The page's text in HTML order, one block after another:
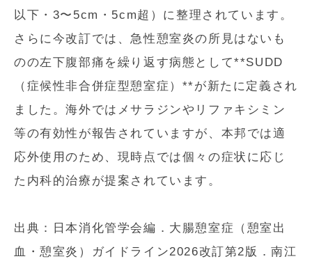
以下・3〜5cm・5cm超）に整理されています。
さらに今改訂では、急性憩室炎の所見はないも
のの左下腹部痛を繰り返す病態として**SUDD
（症候性非合併症型憩室症）**が新たに定義され
ました。海外ではメサラジンやリファキシミン
等の有効性が報告されていますが、本邦では適
応外使用のため、現時点では個々の症状に応じ
た内科的治療が提案されています。
出典：日本消化管学会編．大腸憩室症（憩室出
血・憩室炎）ガイドライン2026改訂第2版．南江